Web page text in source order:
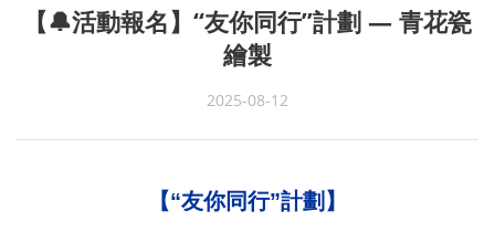
【🔔活動報名】“友你同行”計劃 — 青花瓷
繪製
2025-08-12
【“友你同行”計劃】